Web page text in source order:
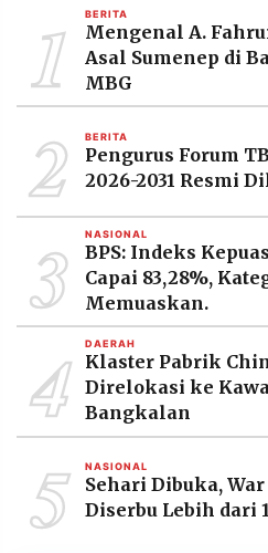
Resolusi.co
2026
PT.
RESOLUSI
PRAMUDITA
1 BERITA
Mengenal A.
Asal Sumenep di
MBG
2 BERITA
Pengurus Forum
2026-2031 Resmi
3 NASIONAL
BPS: Indeks
Capai 83,28%,
Memuaskan.
4 DAERAH
Klaster Pabrik
Direlokasi ke
Bangkalan
5 NASIONAL
Sehari Dibuka,
Diserbu Lebih dari